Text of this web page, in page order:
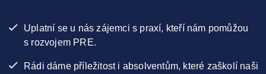
Uplatní se u nás zájemci s praxí, kteří nám pomůžou
s rozvojem PRE.
Rádi dáme příležitost i absolventům, které zaškolí naši